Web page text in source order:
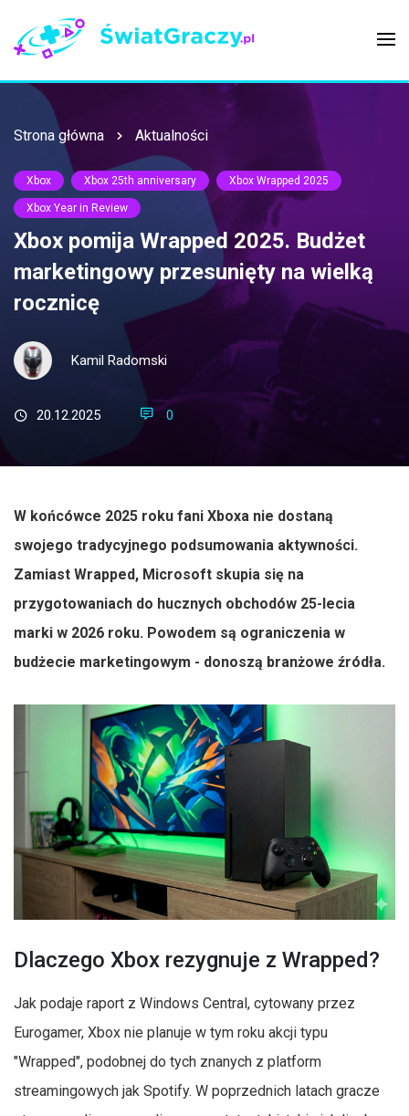
Strona główna Aktualności
Xbox Xbox 25th anniversary Xbox Wrapped 2025
Xbox Year in Review
Xbox pomija Wrapped 2025. Budżet
marketingowy przesunięty na wielką
rocznicę
Kamil Radomski
20.12.2025 0
W końcówce 2025 roku fani Xboxa nie dostaną
swojego tradycyjnego podsumowania aktywności.
Zamiast Wrapped, Microsoft skupia się na
przygotowaniach do hucznych obchodów 25-lecia
marki w 2026 roku. Powodem są ograniczenia w
budżecie marketingowym - donoszą branżowe źródła.
Dlaczego Xbox rezygnuje z Wrapped?
Jak podaje raport z Windows Central, cytowany przez
Eurogamer, Xbox nie planuje w tym roku akcji typu
"Wrapped", podobnej do tych znanych z platform
streamingowych jak Spotify. W poprzednich latach gracze